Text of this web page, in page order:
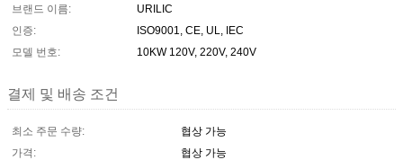
브랜드 이름:
URILIC
인증:
ISO9001, CE, UL, IEC
모델 번호:
10KW 120V, 220V, 240V
결제 및 배송 조건
최소 주문 수량:
협상 가능
가격:
협상 가능